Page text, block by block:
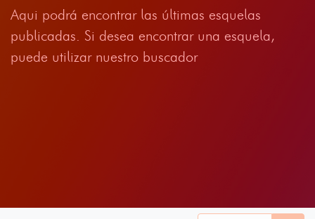
Aqui podrá encontrar las últimas esquelas
publicadas. Si desea encontrar una esquela,
puede utilizar nuestro buscador